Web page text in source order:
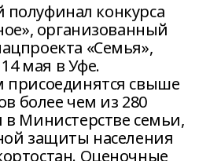
конкурса
организованный
«Семья»,
14 мая в Уфе.
присоединятся свыше
более чем из 280
Министерстве семьи,
защиты населения
Оценочные